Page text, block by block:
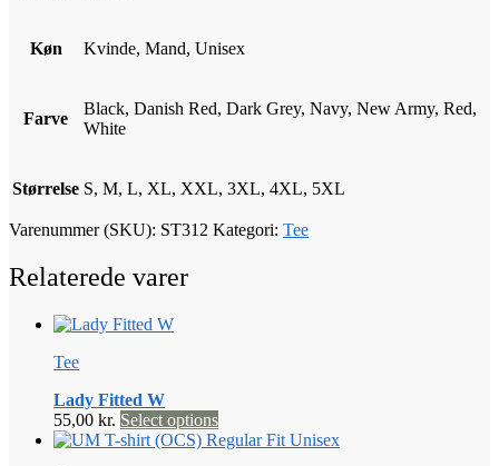
Køn Kvinde, Mand, Unisex
Farve
Black, Danish Red, Dark Grey, Navy, New Army, Red,
White
Størrelse S, M, L, XL, XXL, 3XL, 4XL, 5XL
Varenummer (SKU): ST312 Kategori: Tee
Relaterede varer
Tee
Lady Fitted W
55,00 kr. Select optionsDette
vare